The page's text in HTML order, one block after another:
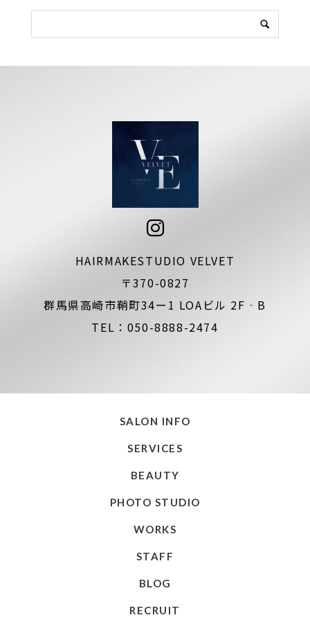
HAIRMAKESTUDIO VELVET
〒370-0827
群馬県高崎市鞘町34ー1 LOAビル 2F‐B
TEL：050-8888-2474
SALON INFO
SERVICES
BEAUTY
PHOTO STUDIO
WORKS
STAFF
BLOG
RECRUIT